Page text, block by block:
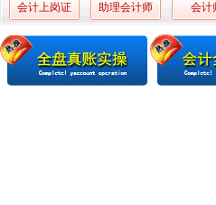
会计上岗证 助理会计师 会计
高老师